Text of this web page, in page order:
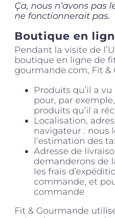
Ça, nous n’avons pas
ne fonctionnerait pas.
Boutique en
Pendant la visite de
boutique en ligne de
gourmande.com, Fit &
Produits qu’il a
pour, par
produits qu’il a
Localisation,
navigateur : nous
l‘estimation des
Adresse de
demanderons de
les frais
commande, et
commande
Fit & Gourmande